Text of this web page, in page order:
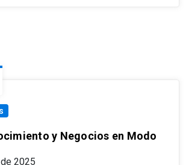
y Negocios en Modo
2025